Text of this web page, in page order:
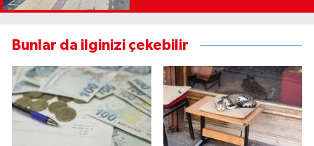
Bunlar da ilginizi çekebilir